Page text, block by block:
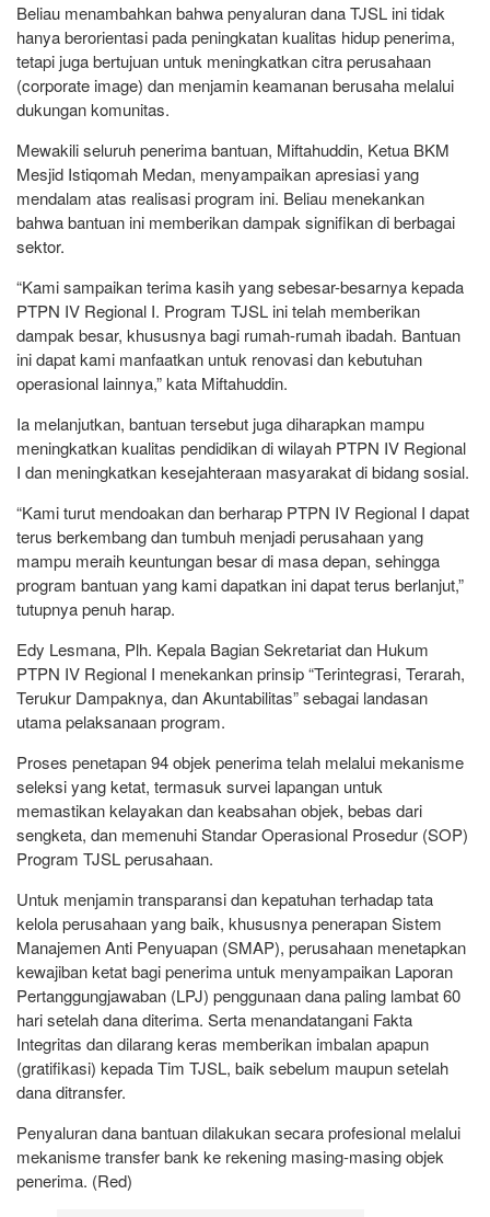
Beliau menambahkan bahwa penyaluran dana TJSL ini tidak
hanya berorientasi pada peningkatan kualitas hidup penerima,
tetapi juga bertujuan untuk meningkatkan citra perusahaan
(corporate image) dan menjamin keamanan berusaha melalui
dukungan komunitas.
Mewakili seluruh penerima bantuan, Miftahuddin, Ketua BKM
Mesjid Istiqomah Medan, menyampaikan apresiasi yang
mendalam atas realisasi program ini. Beliau menekankan
bahwa bantuan ini memberikan dampak signifikan di berbagai
sektor.
“Kami sampaikan terima kasih yang sebesar-besarnya kepada
PTPN IV Regional I. Program TJSL ini telah memberikan
dampak besar, khususnya bagi rumah-rumah ibadah. Bantuan
ini dapat kami manfaatkan untuk renovasi dan kebutuhan
operasional lainnya,” kata Miftahuddin.
Ia melanjutkan, bantuan tersebut juga diharapkan mampu
meningkatkan kualitas pendidikan di wilayah PTPN IV Regional
I dan meningkatkan kesejahteraan masyarakat di bidang sosial.
“Kami turut mendoakan dan berharap PTPN IV Regional I dapat
terus berkembang dan tumbuh menjadi perusahaan yang
mampu meraih keuntungan besar di masa depan, sehingga
program bantuan yang kami dapatkan ini dapat terus berlanjut,”
tutupnya penuh harap.
Edy Lesmana, Plh. Kepala Bagian Sekretariat dan Hukum
PTPN IV Regional I menekankan prinsip “Terintegrasi, Terarah,
Terukur Dampaknya, dan Akuntabilitas” sebagai landasan
utama pelaksanaan program.
Proses penetapan 94 objek penerima telah melalui mekanisme
seleksi yang ketat, termasuk survei lapangan untuk
memastikan kelayakan dan keabsahan objek, bebas dari
sengketa, dan memenuhi Standar Operasional Prosedur (SOP)
Program TJSL perusahaan.
Untuk menjamin transparansi dan kepatuhan terhadap tata
kelola perusahaan yang baik, khususnya penerapan Sistem
Manajemen Anti Penyuapan (SMAP), perusahaan menetapkan
kewajiban ketat bagi penerima untuk menyampaikan Laporan
Pertanggungjawaban (LPJ) penggunaan dana paling lambat 60
hari setelah dana diterima. Serta menandatangani Fakta
Integritas dan dilarang keras memberikan imbalan apapun
(gratifikasi) kepada Tim TJSL, baik sebelum maupun setelah
dana ditransfer.
Penyaluran dana bantuan dilakukan secara profesional melalui
mekanisme transfer bank ke rekening masing-masing objek
penerima. (Red)